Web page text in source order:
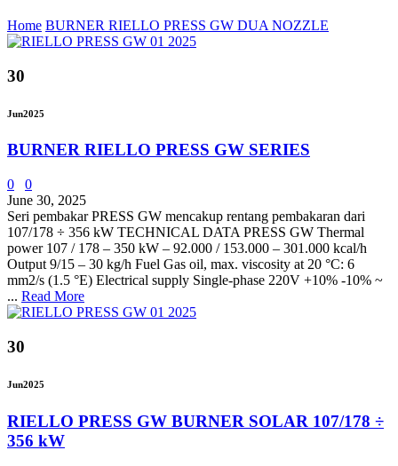
Home BURNER RIELLO PRESS GW DUA NOZZLE
30
Jun2025
BURNER RIELLO PRESS GW SERIES
0
0
June 30, 2025
Seri pembakar PRESS GW mencakup rentang pembakaran dari
107/178 ÷ 356 kW TECHNICAL DATA PRESS GW Thermal
power 107 / 178 – 350 kW – 92.000 / 153.000 – 301.000 kcal/h
Output 9/15 – 30 kg/h Fuel Gas oil, max. viscosity at 20 °C: 6
mm2/s (1.5 °E) Electrical supply Single-phase 220V +10% -10% ~
... Read More
30
Jun2025
RIELLO PRESS GW BURNER SOLAR 107/178 ÷
356 kW